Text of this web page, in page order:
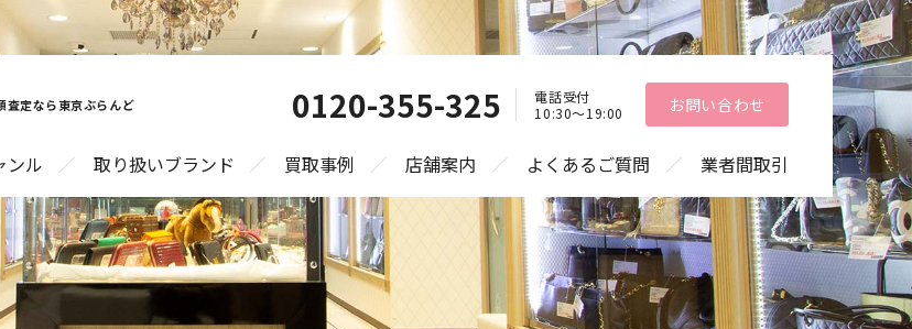
査定なら東京ぶらんど
ンル 取り扱いブランド 買取事例 店舗案内 よくあるご質問 業者間取引
0120-355-325
電話受付
10:30〜19:00
お問い合わせ